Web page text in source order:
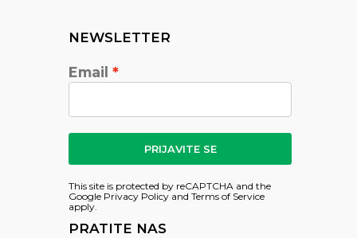
NEWSLETTER
Email
PRIJAVITE SE
This site is protected by reCAPTCHA and the
Google Privacy Policy and Terms of Service
apply.
PRATITE NAS